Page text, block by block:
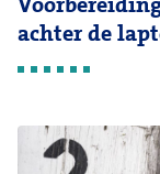
achter de